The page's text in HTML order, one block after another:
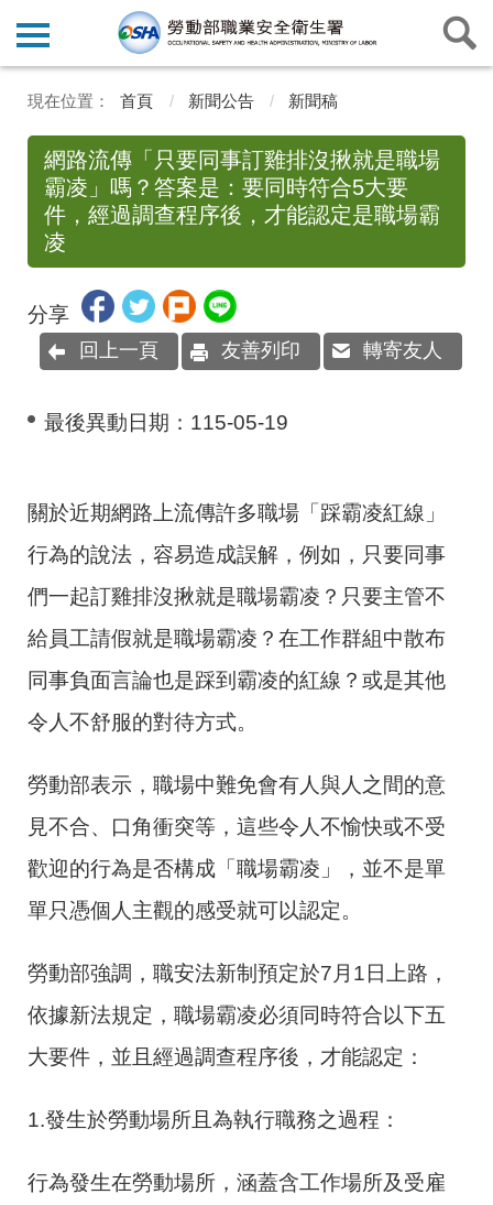
首頁 新聞公告 新聞稿
網路流傳「只要同事訂雞排沒揪就是職場
霸凌」嗎？答案是：要同時符合5大要
件，經過調查程序後，才能認定是職場霸
凌
分享
回上一頁 友善列印 轉寄友人
最後異動日期： 115-05-19
關於近期網路上流傳許多職場「踩霸凌紅線」
行為的說法，容易造成誤解，例如，只要同事
們一起訂雞排沒揪就是職場霸凌？只要主管不
給員工請假就是職場霸凌？在工作群組中散布
同事負面言論也是踩到霸凌的紅線？或是其他
令人不舒服的對待方式。
勞動部表示，職場中難免會有人與人之間的意
見不合、口角衝突等，這些令人不愉快或不受
歡迎的行為是否構成「職場霸凌」，並不是單
單只憑個人主觀的感受就可以認定。
勞動部強調，職安法新制預定於7月1日上路，
依據新法規定，職場霸凌必須同時符合以下五
大要件，並且經過調查程序後，才能認定：
1.發生於勞動場所且為執行職務之過程：
行為發生在勞動場所，涵蓋含工作場所及受雇